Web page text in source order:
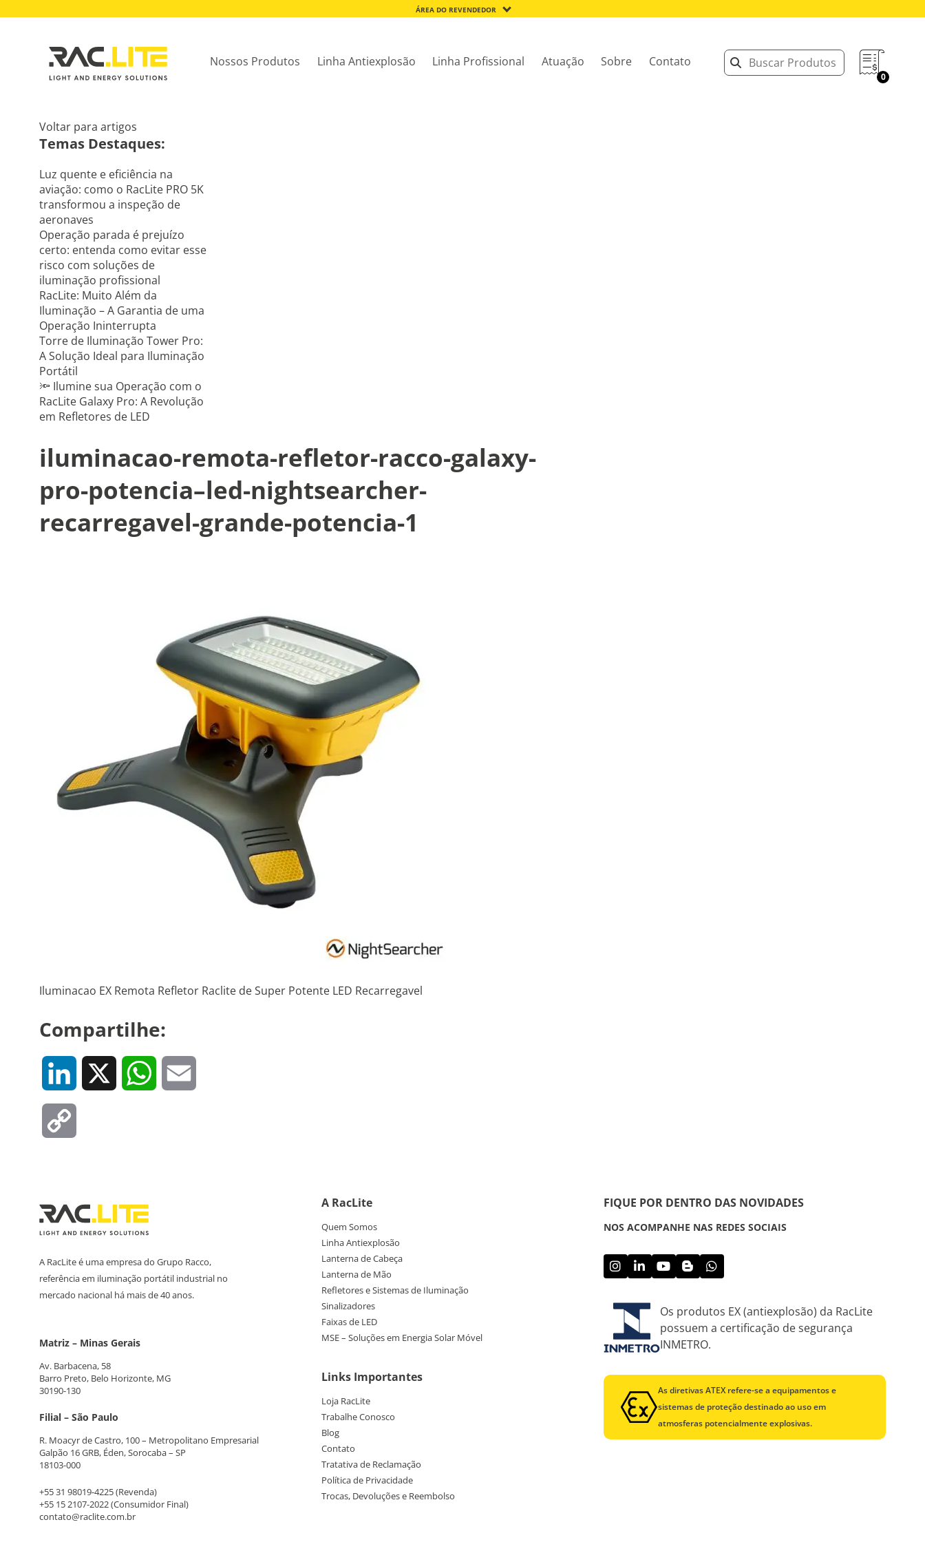
ÁREA DO REVENDEDOR
Nossos Produtos Linha Antiexplosão Linha Profissional Atuação Sobre Contato
0
Voltar para artigos
Temas Destaques:
Luz quente e eficiência na
aviação: como o RacLite PRO 5K
transformou a inspeção de
aeronaves
Operação parada é prejuízo
certo: entenda como evitar esse
risco com soluções de
iluminação profissional
RacLite: Muito Além da
Iluminação – A Garantia de uma
Operação Ininterrupta
Torre de Iluminação Tower Pro:
A Solução Ideal para Iluminação
Portátil
🔦 Ilumine sua Operação com o
RacLite Galaxy Pro: A Revolução
em Refletores de LED
iluminacao-remota-refletor-racco-galaxy-
pro-potencia–led-nightsearcher-
recarregavel-grande-potencia-1
Iluminacao EX Remota Refletor Raclite de Super Potente LED Recarregavel
Compartilhe:
LinkedIn WhatsApp
A RacLite é uma empresa do Grupo Racco,
referência em iluminação portátil industrial no
mercado nacional há mais de 40 anos.
Matriz – Minas Gerais
Av. Barbacena, 58
Barro Preto, Belo Horizonte, MG
30190-130
Filial – São Paulo
R. Moacyr de Castro, 100 – Metropolitano Empresarial
Galpão 16 GRB, Éden, Sorocaba – SP
18103-000
+55 31 98019-4225(Revenda)
+55 15 2107-2022(Consumidor Final)
contato@raclite.com.br
A RacLite
Quem Somos
Linha Antiexplosão
Lanterna de Cabeça
Lanterna de Mão
Refletores e Sistemas de Iluminação
Sinalizadores
Faixas de LED
MSE – Soluções em Energia Solar Móvel
Links Importantes
Loja RacLite
Trabalhe Conosco
Blog
Contato
Tratativa de Reclamação
Política de Privacidade
Trocas, Devoluções e Reembolso
FIQUE POR DENTRO DAS NOVIDADES
NOS ACOMPANHE NAS REDES SOCIAIS
Os produtos EX (antiexplosão) da RacLite
possuem a certificação de segurança
INMETRO.
As diretivas ATEX refere-se a equipamentos e
sistemas de proteção destinado ao uso em
atmosferas potencialmente explosivas.